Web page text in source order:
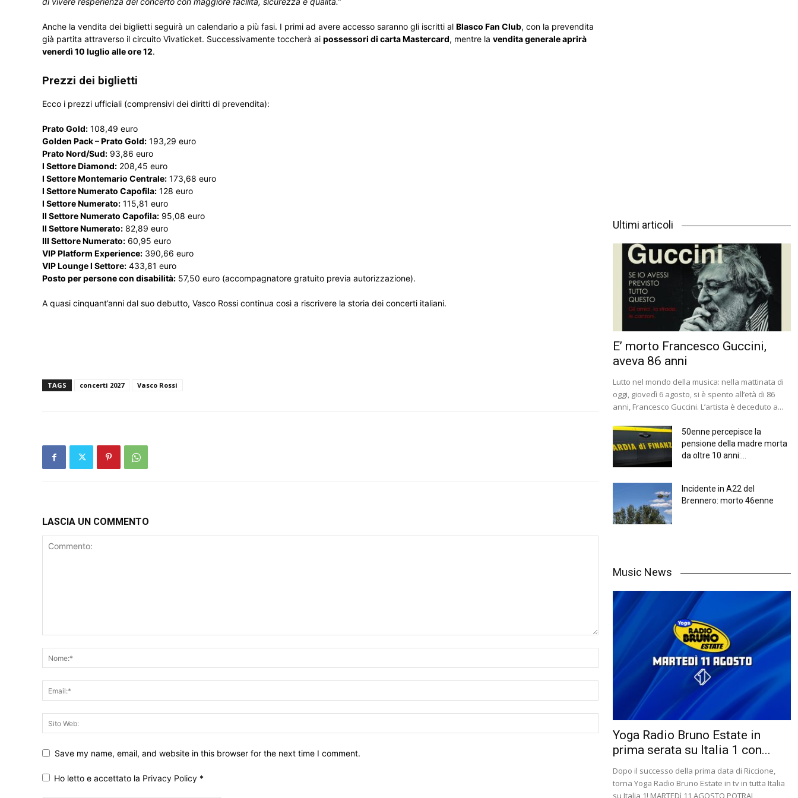
Anche la vendita dei biglietti seguirà un calendario a più fasi. I primi ad avere accesso saranno gli iscritti al Blasco Fan Club, con la prevendita
già partita attraverso il circuito Vivaticket. Successivamente toccherà ai possessori di carta Mastercard, mentre la vendita generale aprirà
venerdì 10 luglio alle ore 12.
Prezzi dei biglietti
Ecco i prezzi ufficiali (comprensivi dei diritti di prevendita):
Prato Gold: 108,49 euro
Golden Pack – Prato Gold: 193,29 euro
Prato Nord/Sud: 93,86 euro
I Settore Diamond: 208,45 euro
I Settore Montemario Centrale: 173,68 euro
I Settore Numerato Capofila: 128 euro
I Settore Numerato: 115,81 euro
II Settore Numerato Capofila: 95,08 euro
II Settore Numerato: 82,89 euro
III Settore Numerato: 60,95 euro
VIP Platform Experience: 390,66 euro
VIP Lounge I Settore: 433,81 euro
Posto per persone con disabilità: 57,50 euro (accompagnatore gratuito previa autorizzazione).
A quasi cinquant’anni dal suo debutto, Vasco Rossi continua così a riscrivere la storia dei concerti italiani.
TAGS concerti 2027 Vasco Rossi
LASCIA UN COMMENTO
Save my name, email, and website in this browser for the next time I comment.
Ho letto e accettato la Privacy Policy *
Ultimi articoli
E’ morto Francesco Guccini,
aveva 86 anni
Lutto nel mondo della musica: nella mattinata di
oggi, giovedì 6 agosto, si è spento all’età di 86
anni, Francesco Guccini. L’artista è deceduto a...
50enne percepisce la
pensione della madre morta
da oltre 10 anni:...
Incidente in A22 del
Brennero: morto 46enne
Music News
Yoga Radio Bruno Estate in
prima serata su Italia 1 con...
Dopo il successo della prima data di Riccione,
torna Yoga Radio Bruno Estate in tv in tutta Italia
su Italia 1! MARTEDì 11 AGOSTO POTRAI